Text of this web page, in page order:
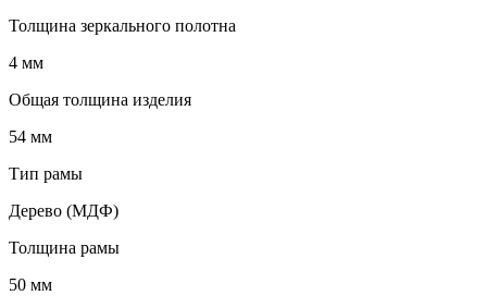
Толщина зеркального полотна
4 мм
Общая толщина изделия
54 мм
Тип рамы
Дерево (МДФ)
Толщина рамы
50 мм